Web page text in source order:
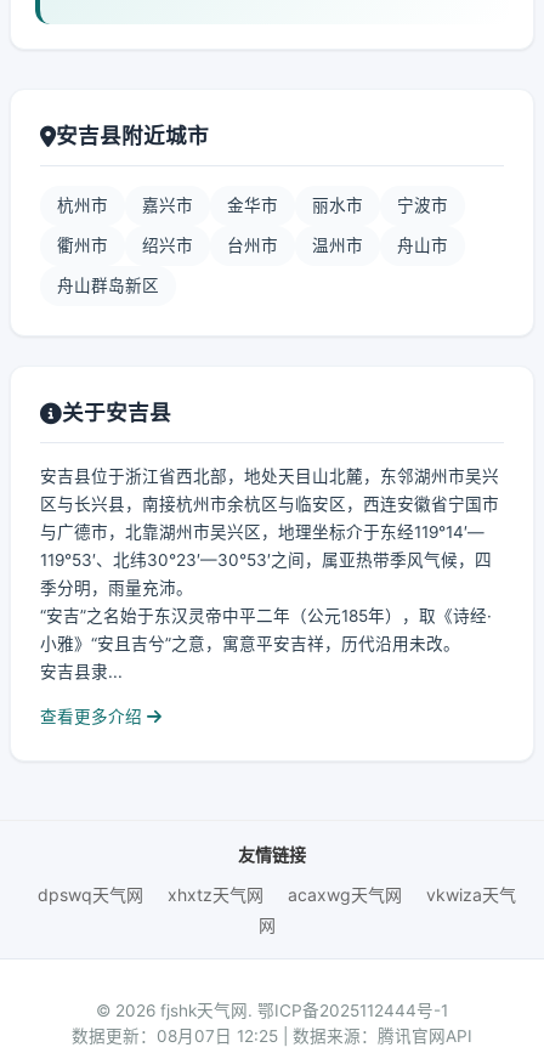
安吉县附近城市
杭州市 嘉兴市 金华市 丽水市 宁波市
衢州市 绍兴市 台州市 温州市 舟山市
舟山群岛新区
关于安吉县
安吉县位于浙江省西北部，地处天目山北麓，东邻湖州市吴兴
区与长兴县，南接杭州市余杭区与临安区，西连安徽省宁国市
与广德市，北靠湖州市吴兴区，地理坐标介于东经119°14′—
119°53′、北纬30°23′—30°53′之间，属亚热带季风气候，四
季分明，雨量充沛。
“安吉”之名始于东汉灵帝中平二年（公元185年），取《诗经·
小雅》“安且吉兮”之意，寓意平安吉祥，历代沿用未改。
安吉县隶...
查看更多介绍
友情链接
dpswq天气网
xhxtz天气网 acaxwg天气网
vkwiza天气
网
© 2026 fjshk天气网. 鄂ICP备2025112444号-1
数据更新：08月07日 12:25 | 数据来源：腾讯官网API